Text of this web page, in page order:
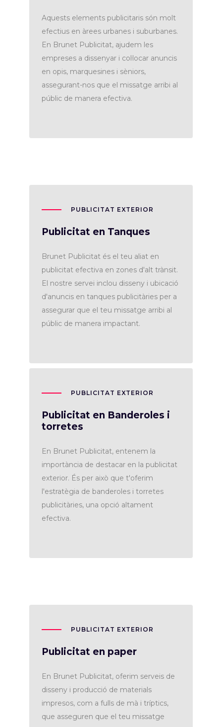
Aquests elements publicitaris són molt
efectius en àrees urbanes i suburbanes.
En Brunet Publicitat, ajudem les
empreses a dissenyar i col·locar anuncis
en opis, marquesines i sèniors,
assegurant-nos que el missatge arribi al
públic de manera efectiva.
PUBLICITAT EXTERIOR
Publicitat en Tanques
Brunet Publicitat és el teu aliat en
publicitat efectiva en zones d'alt trànsit.
El nostre servei inclou disseny i ubicació
d'anuncis en tanques publicitàries per a
assegurar que el teu missatge arribi al
públic de manera impactant.
PUBLICITAT EXTERIOR
Publicitat en Banderoles i
torretes
En Brunet Publicitat, entenem la
importància de destacar en la publicitat
exterior. És per això que t'oferim
l'estratègia de banderoles i torretes
publicitàries, una opció altament
efectiva.
PUBLICITAT EXTERIOR
Publicitat en paper
En Brunet Publicitat, oferim serveis de
disseny i producció de materials
impresos, com a fulls de mà i tríptics,
que asseguren que el teu missatge